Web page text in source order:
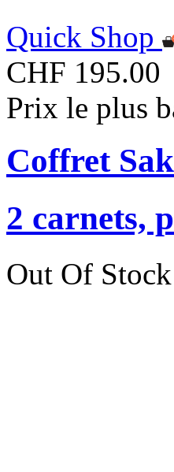
Quick Shop
CHF 195.00
Prix le plus
Coffret
2 carnets,
Out Of Stock